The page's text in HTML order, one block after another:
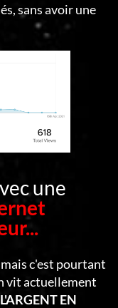
sans avoir une
une
mais c'est pourtant
vit actuellement
EN